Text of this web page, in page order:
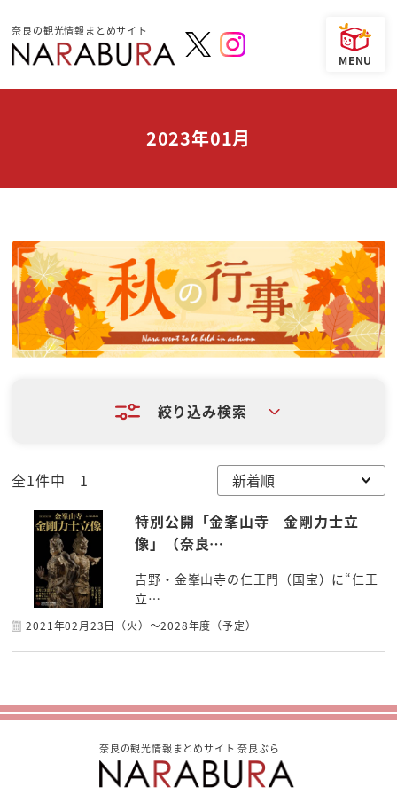
奈良の観光情報まとめサイト
2023年01月
絞り込み検索
全1件中 1
特別公開「金峯山寺 金剛力士立
像」（奈良…
吉野・金峯山寺の仁王門（国宝）に“仁王
立…
2021年02月23日（火）～2028年度（予定）
奈良の観光情報まとめサイト 奈良ぶら